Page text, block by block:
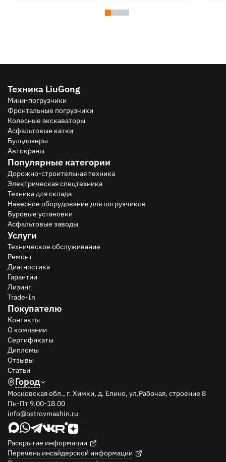
Техника LiuGong
Мини-погрузчики
Фронтальные погрузчики
Колесные экскаваторы
Асфальтовые катки
Бульдозеры
Автокраны
Популярные категории
Дорожно-строительная техника
Электрическая спецтехника
Техника для склада
Навесное оборудование для погрузчиков
Буровые установки
Асфальтовые заводы
Услуги
Техническое обслуживание
Ремонт
Диагностика
Гарантии
Лизинг
Trade-In
Покупателю
Контакты
О компании
Сертификаты
Дипломы
Отзывы
Статьи
Город
Московская обл., г. Химки, д. Елино, ул.Рабочая, строение 8
Пн-Пт 9.00-18.00
info@ostrovmashin.ru
Раскрытие информации
Перечень инсайдерской информации